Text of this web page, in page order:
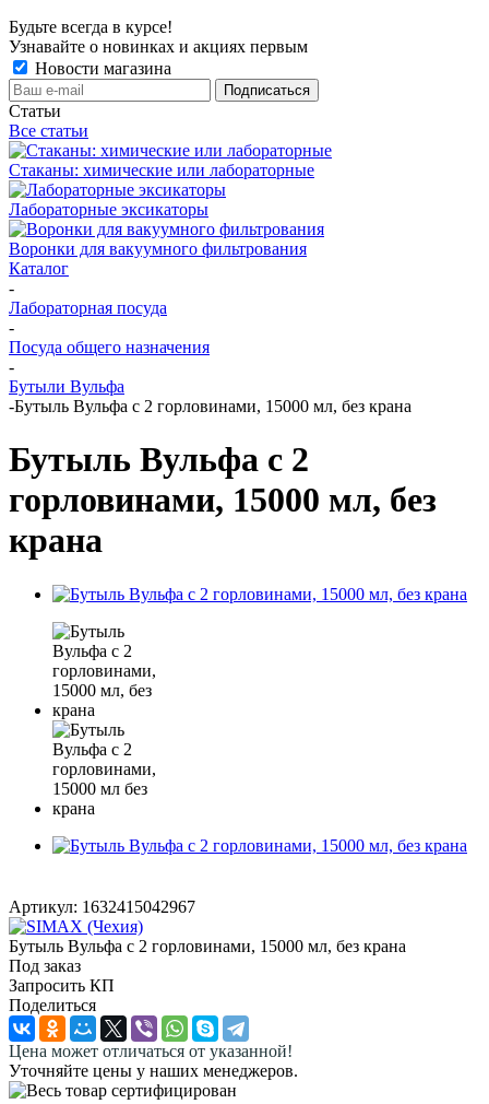
Будьте всегда в курсе!
Узнавайте о новинках и акциях первым
Новости магазина
Статьи
Все статьи
Стаканы: химические или лабораторные
Лабораторные эксикаторы
Воронки для вакуумного фильтрования
Каталог
-
Лабораторная посуда
-
Посуда общего назначения
-
Бутыли Вульфа
-Бутыль Вульфа с 2 горловинами, 15000 мл, без крана
Бутыль Вульфа с 2
горловинами, 15000 мл, без
крана
Артикул: 1632415042967
Бутыль Вульфа с 2 горловинами, 15000 мл, без крана
Под заказ
Запросить КП
Поделиться
Цена может отличаться от указанной!
Уточняйте цены у наших менеджеров.